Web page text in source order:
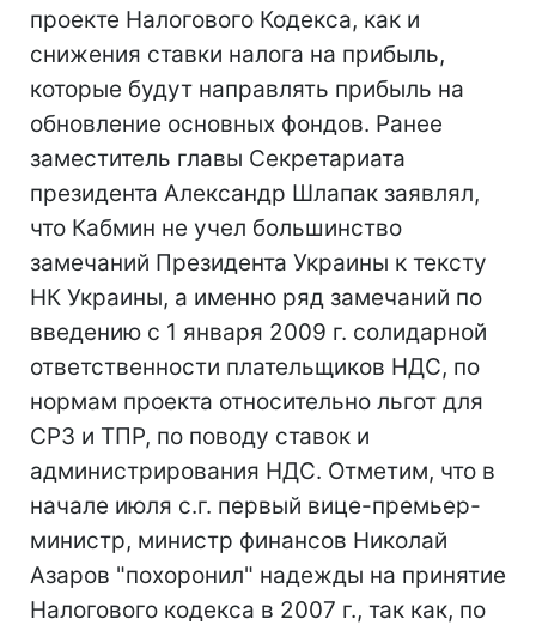
проекте Налогового Кодекса, как и
снижения ставки налога на прибыль,
которые будут направлять прибыль на
обновление основных фондов. Ранее
заместитель главы Секретариата
президента Александр Шлапак заявлял,
что Кабмин не учел большинство
замечаний Президента Украины к тексту
НК Украины, а именно ряд замечаний по
введению с 1 января 2009 г. солидарной
ответственности плательщиков НДС, по
нормам проекта относительно льгот для
СРЗ и ТПР, по поводу ставок и
администрирования НДС. Отметим, что в
начале июля с.г. первый вице-премьер-
министр, министр финансов Николай
Азаров "похоронил" надежды на принятие
Налогового кодекса в 2007 г., так как, по